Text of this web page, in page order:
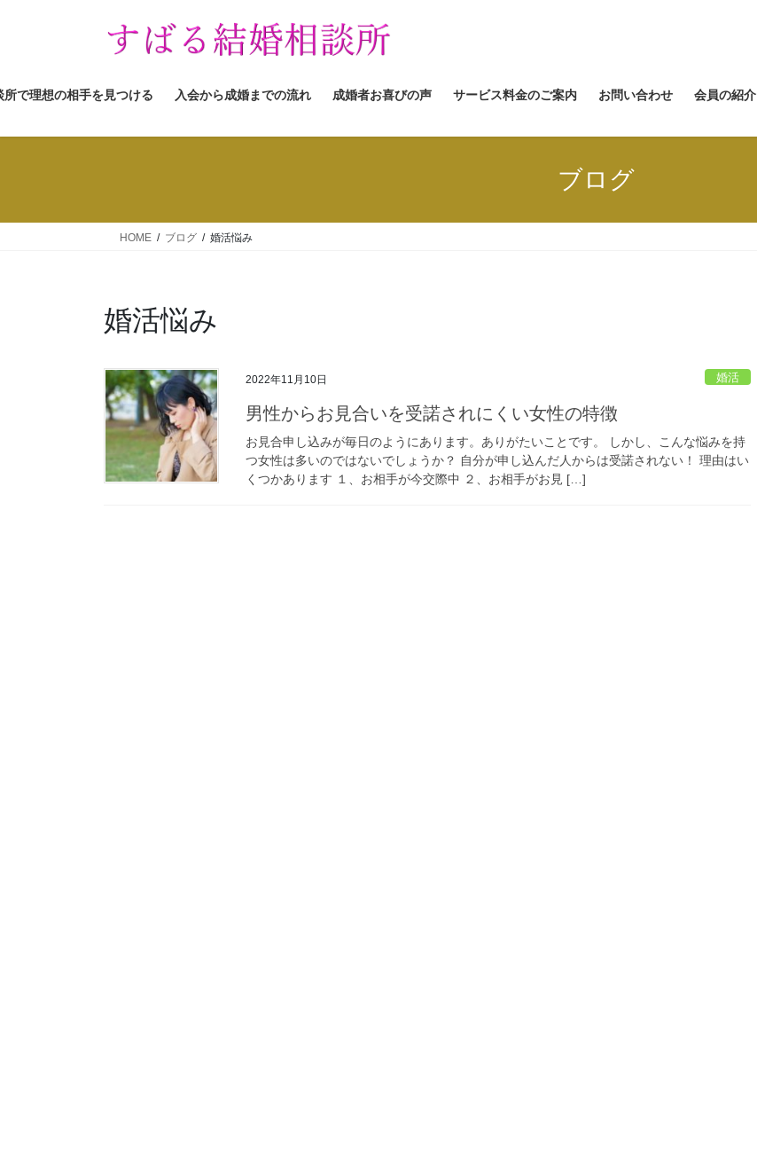
ツ
ス
シ
ン
で理想の相手を見つける 入会から成婚までの流れ 成婚者お喜びの声 サービス料金のご案内 お問い合わせ 会員の紹介
ブログ
HOME ブログ 婚活悩み
婚活悩み
2022年11月10日 婚活
男性からお見合いを受諾されにくい女性の特徴
お見合申し込みが毎日のようにあります。ありがたいことです。 しかし、こんな悩みを持
つ女性は多いのではないでしょうか？ 自分が申し込んだ人からは受諾されない！ 理由はい
くつかあります １、お相手が今交際中 ２、お相手がお見 […]